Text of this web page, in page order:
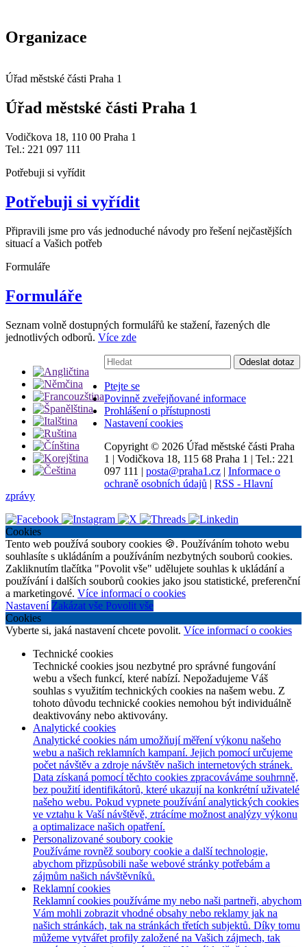
Organizace
Úřad městské části Praha 1
Úřad městské části Praha 1
Vodičkova 18, 110 00 Praha 1
Tel.: 221 097 111
Potřebuji si vyřídit
Potřebuji si vyřídit
Připravili jsme pro vás jednoduché návody pro řešení nejčastějších
situací a Vašich potřeb
Formuláře
Formuláře
Seznam volně dostupných formulářů ke stažení, řazených dle
jednotlivých odborů. Více zde
Vyhledávání:
Odeslat dotaz
Ptejte se
Povinně zveřejňované informace
Prohlášení o přístupnosti
Nastavení cookies
Copyright © 2026 Úřad městské části Praha
1 | Vodičkova 18, 115 68 Praha 1 | Tel.: 221
097 111 | posta@praha1.cz | Informace o
ochraně osobních údajů | RSS - Hlavní
zprávy
Cookies
Tento web používá soubory cookies 🍪. Používáním tohoto webu
souhlasíte s ukládáním a používáním nezbytných souborů cookies.
Zakliknutím tlačítka "Povolit vše" udělujete souhlas k ukládání a
používání i dalších souborů cookies jako jsou statistické, preferenční
a marketingové. Více informací o cookies
Nastavení Zakázat vše Povolit vše
Cookies
Vyberte si, jaká nastavení chcete povolit. Více informací o cookies
Technické cookies
Technické cookies jsou nezbytné pro správné fungování
webu a všech funkcí, které nabízí. Nepožadujeme Váš
souhlas s využitím technických cookies na našem webu. Z
tohoto důvodu technické cookies nemohou být individuálně
deaktivovány nebo aktivovány.
Analytické cookies
Analytické cookies nám umožňují měření výkonu našeho
webu a našich reklamních kampaní. Jejich pomocí určujeme
počet návštěv a zdroje návštěv našich internetových stránek.
Data získaná pomocí těchto cookies zpracováváme souhrnně,
bez použití identifikátorů, které ukazují na konkrétní uživatelé
našeho webu. Pokud vypnete používání analytických cookies
ve vztahu k Vaší návštěvě, ztrácíme možnost analýzy výkonu
a optimalizace našich opatření.
Personalizované soubory cookie
Používáme rovněž soubory cookie a další technologie,
abychom přizpůsobili naše webové stránky potřebám a
zájmům našich návštěvníků.
Reklamní cookies
Reklamní cookies používáme my nebo naši partneři, abychom
Vám mohli zobrazit vhodné obsahy nebo reklamy jak na
našich stránkách, tak na stránkách třetích subjektů. Díky tomu
můžeme vytvářet profily založené na Vašich zájmech, tak